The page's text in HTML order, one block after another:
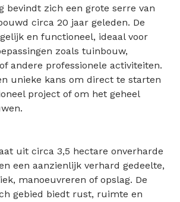
bevindt zich een grote serre van
circa 20 jaar geleden. De
en functioneel, ideaal voor
zoals tuinbouw,
andere professionele activiteiten.
unieke kans om direct te starten
project of om het geheel
uit circa 3,5 hectare onverharde
een aanzienlijk verhard gedeelte,
manoeuvreren of opslag. De
gebied biedt rust, ruimte en